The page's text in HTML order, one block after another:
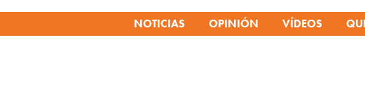
NOTICIAS OPINIÓN VÍDEOS